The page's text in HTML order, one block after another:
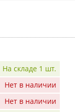
На складе 1 шт.
Нет в наличии
Нет в наличии